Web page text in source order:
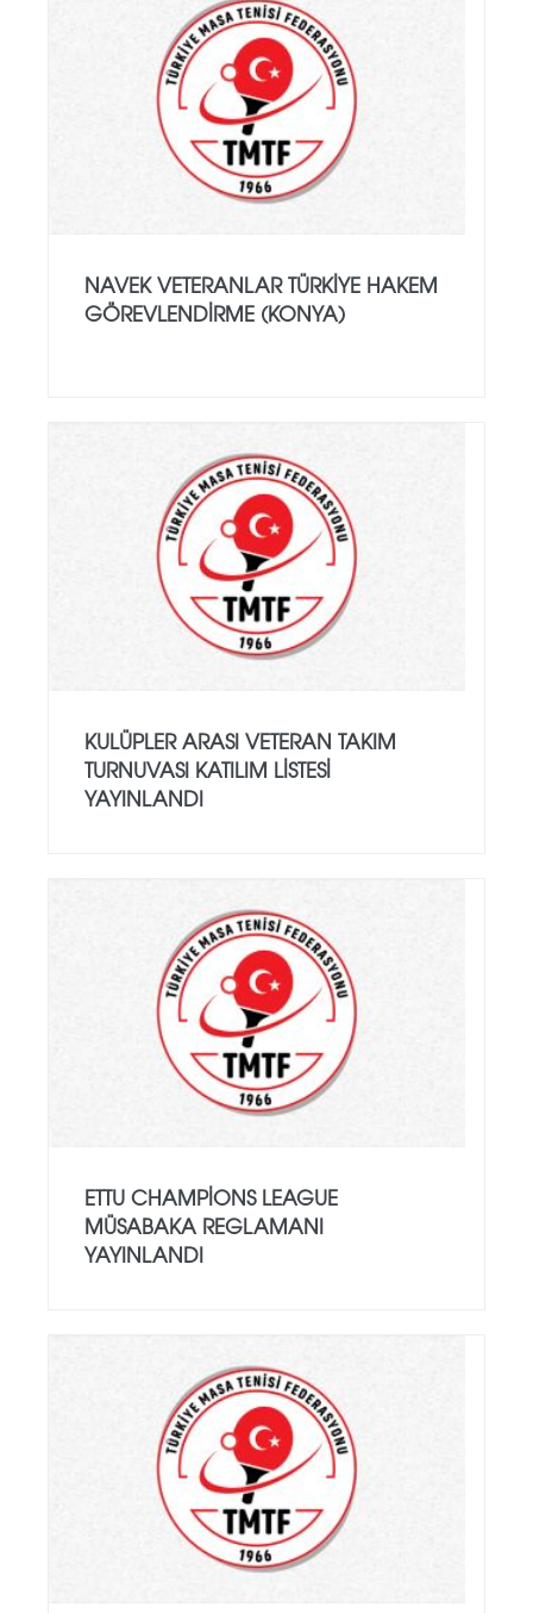
NAVEK VETERANLAR TÜRKIYE HAKEM
GÖREVLENDIRME (KONYA)
KULÜPLER ARASI VETERAN TAKIM
TURNUVASI KATILIM LISTESI
YAYINLANDI
ETTU CHAMPIONS LEAGUE
MÜSABAKA REGLAMANI
YAYINLANDI